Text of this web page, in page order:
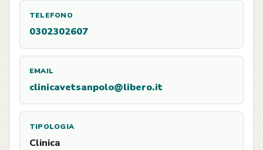
TELEFONO
0302302607
EMAIL
clinicavetsanpolo@libero.it
TIPOLOGIA
Clinica